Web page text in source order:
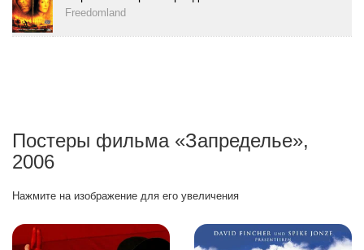
Freedomland
Постеры фильма «Запределье»,
2006
Нажмите на изображение для его увеличения